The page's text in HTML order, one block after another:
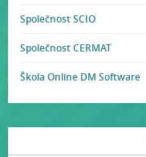
Společnost SCIO
Společnost CERMAT
Škola Online DM Software